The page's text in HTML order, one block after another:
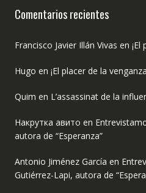
Comentarios recientes
Francisco Javier Illán Vivas en ¡El
Hugo en ¡El placer de la
Quim en L’assassinat de la
Накрутка авито en
autora de “Esperanza”
Antonio Jiménez García en
Gutiérrez-Lapi, autora de